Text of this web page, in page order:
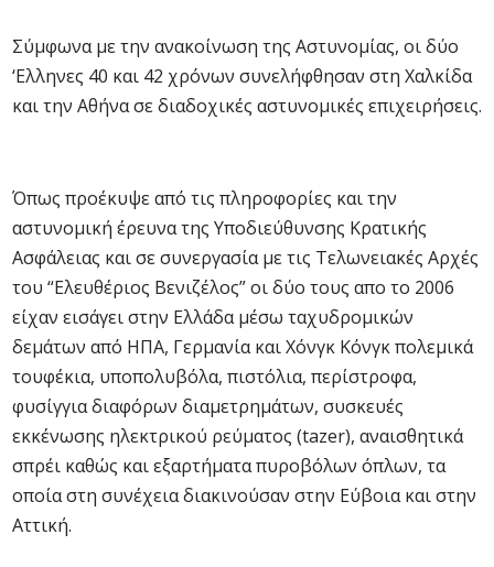
Σύμφωνα με την ανακοίνωση της Αστυνομίας, οι δύο
‘Ελληνες 40 και 42 χρόνων συνελήφθησαν στη Χαλκίδα
και την Αθήνα σε διαδοχικές αστυνομικές επιχειρήσεις.
Όπως προέκυψε από τις πληροφορίες και την
αστυνομική έρευνα της Υποδιεύθυνσης Κρατικής
Ασφάλειας και σε συνεργασία με τις Τελωνειακές Αρχές
του “Ελευθέριος Βενιζέλος” οι δύο τους απο το 2006
είχαν εισάγει στην Ελλάδα μέσω ταχυδρομικών
δεμάτων από ΗΠΑ, Γερμανία και Χόνγκ Κόνγκ πολεμικά
τουφέκια, υποπολυβόλα, πιστόλια, περίστροφα,
φυσίγγια διαφόρων διαμετρημάτων, συσκευές
εκκένωσης ηλεκτρικού ρεύματος (tazer), αναισθητικά
σπρέι καθώς και εξαρτήματα πυροβόλων όπλων, τα
οποία στη συνέχεια διακινούσαν στην Εύβοια και στην
Αττική.